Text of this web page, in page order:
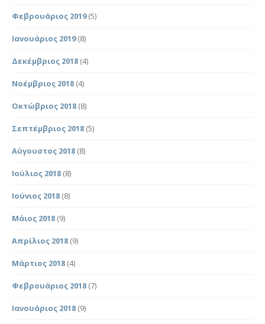
Φεβρουάριος 2019(5)
Ιανουάριος 2019(8)
Δεκέμβριος 2018 (4)
Νοέμβριος 2018 (4)
Οκτώβριος 2018 (8)
Σεπτέμβριος 2018 (5)
Αύγουστος 2018 (8)
Ιούλιος 2018 (8)
Ιούνιος 2018 (8)
Μάιος 2018 (9)
Απρίλιος 2018 (9)
Μάρτιος 2018 (4)
Φεβρουάριος 2018 (7)
Ιανουάριος 2018 (9)